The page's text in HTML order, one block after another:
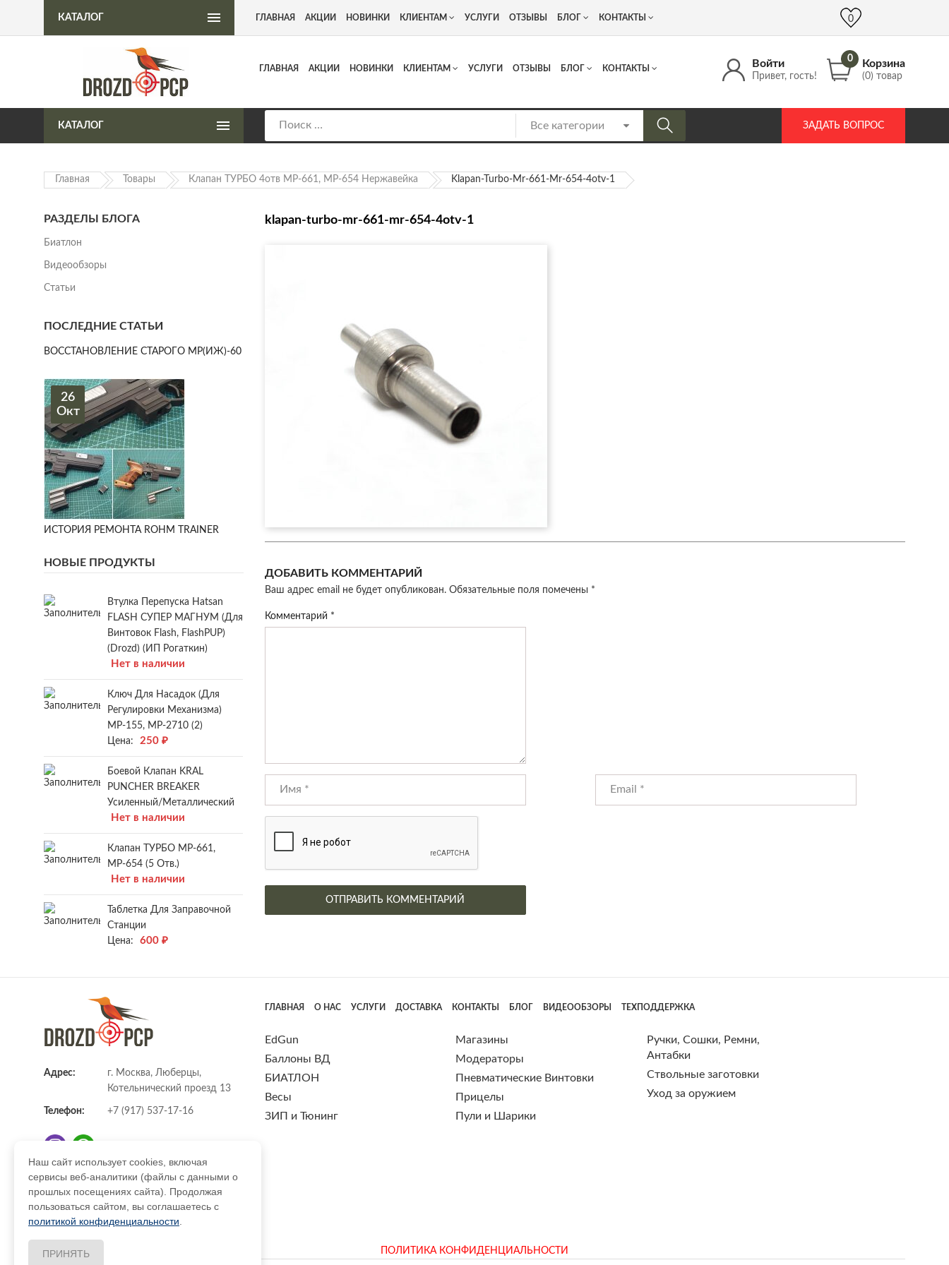
Интернет-магазин пневматического оружия Адрес: г. Москва, Люберцы, Котельнический проезд 13 +7 (917) 537 17 16 info@DrozdPcp.ru
Войти
Привет, гость!
0 Корзина
(0) товар
ГЛАВНАЯ АКЦИИ НОВИНКИ КЛИЕНТАМ УСЛУГИ ОТЗЫВЫ БЛОГ КОНТАКТЫ
КАТАЛОГ ЗАДАТЬ ВОПРОС
КАТАЛОГ ГЛАВНАЯ АКЦИИ НОВИНКИ КЛИЕНТАМ УСЛУГИ ОТЗЫВЫ БЛОГ КОНТАКТЫ 0
Главная Товары Клапан ТУРБО 4отв МР-661, МР-654 Нержавейка Klapan-Turbo-Mr-661-Mr-654-4otv-1
klapan-turbo-mr-661-mr-654-4otv-1
ДОБАВИТЬ КОММЕНТАРИЙ
Ваш адрес email не будет опубликован. Обязательные поля помечены *
Комментарий *
РАЗДЕЛЫ БЛОГА
Биатлон
Видеообзоры
Статьи
ПОСЛЕДНИЕ СТАТЬИ
ВОССТАНОВЛЕНИЕ СТАРОГО МР(ИЖ)-60
26
Окт
ИСТОРИЯ РЕМОНТА ROHM TRAINER
НОВЫЕ ПРОДУКТЫ
Втулка Перепуска Hatsan
FLASH СУПЕР МАГНУМ (для
Винтовок Flash, FlashPUP)
(Drozd) (ИП Рогаткин)
Нет в наличии
Ключ Для Насадок (для
Регулировки Механизма)
МР-155, МР-2710 (2)
Цена:
250 ₽
Боевой Клапан KRAL
PUNCHER BREAKER
Усиленный/металлический
Нет в наличии
Клапан ТУРБО МР-661,
МР-654 (5 Отв.)
Нет в наличии
Таблетка Для Заправочной
Станции
Цена:
600 ₽
Адрес:
г. Москва, Люберцы,
Котельнический проезд 13
Телефон: +7 (917) 537-17-16
E-mail: info@DrozdPcp.ru
ГЛАВНАЯ О НАС УСЛУГИ ДОСТАВКА КОНТАКТЫ БЛОГ ВИДЕООБЗОРЫ ТЕХПОДДЕРЖКА
EdGun
Баллоны ВД
БИАТЛОН
Весы
ЗИП и Тюнинг
Магазины
Модераторы
Пневматические Винтовки
Прицелы
Пули и Шарики
Ручки, Сошки, Ремни,
Антабки
Ствольные заготовки
Уход за оружием
ПОЛИТИКА КОНФИДЕНЦИАЛЬНОСТИ
Наш сайт использует cookies, включая
сервисы веб-аналитики (файлы с данными о
прошлых посещениях сайта). Продолжая
пользоваться сайтом, вы соглашаетесь с
политикой конфиденциальности
ПРИНЯТЬ